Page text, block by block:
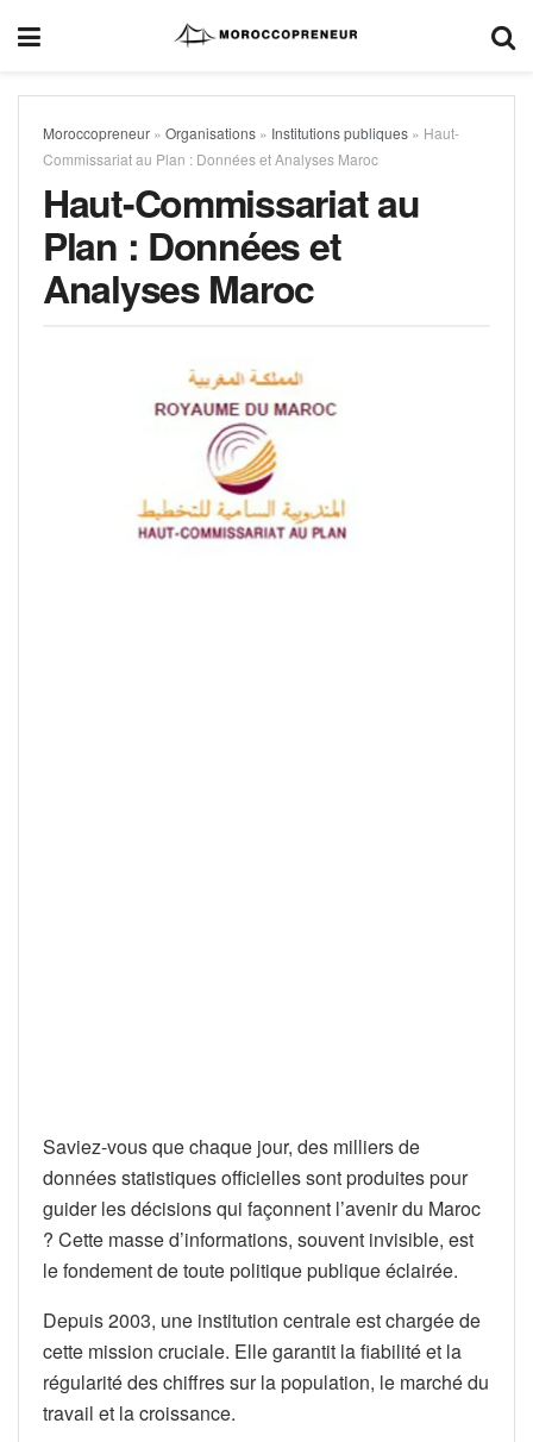
Moroccopreneur » Organisations » Institutions publiques » Haut-
Commissariat au Plan : Données et Analyses Maroc
Haut-Commissariat au
Plan : Données et
Analyses Maroc
Saviez-vous que chaque jour, des milliers de
données statistiques officielles sont produites pour
guider les décisions qui façonnent l’avenir du Maroc
? Cette masse d’informations, souvent invisible, est
le fondement de toute politique publique éclairée.
Depuis 2003, une institution centrale est chargée de
cette mission cruciale. Elle garantit la fiabilité et la
régularité des chiffres sur la population, le marché du
travail et la croissance.